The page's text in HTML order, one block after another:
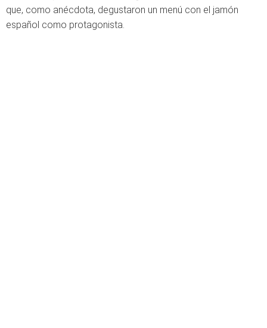
que, como anécdota, degustaron un menú con el jamón
español como protagonista.